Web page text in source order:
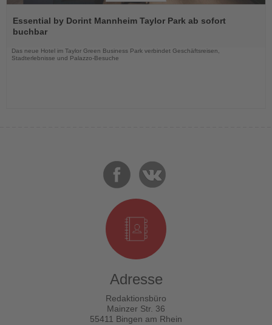
Sie
die
Essential by Dorint Mannheim Taylor Park ab sofort
buchbar
Das neue Hotel im Taylor Green Business Park verbindet Geschäftsreisen,
Stadterlebnisse und Palazzo-Besuche
Adresse
Redaktionsbüro
Mainzer Str. 36
55411 Bingen am Rhein